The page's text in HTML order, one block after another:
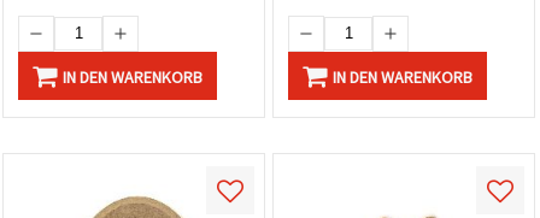
IN DEN WARENKORB IN DEN WARENKORB